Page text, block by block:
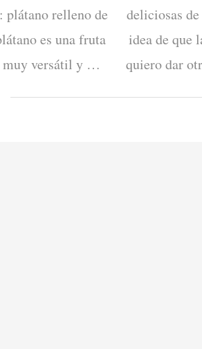
plátano relleno de
es una fruta
muy versátil y …
deliciosas
idea de que
quiero dar